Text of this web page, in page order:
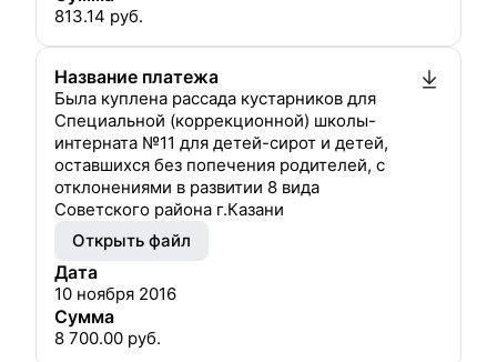
813.14 руб.
Название платежа
Была куплена рассада кустарников для
Специальной (коррекционной) школы-
интерната №11 для детей-сирот и детей,
оставшихся без попечения родителей, с
отклонениями в развитии 8 вида
Советского района г.Казани
Открыть файл
Дата
10 ноября 2016
Сумма
8 700.00 руб.